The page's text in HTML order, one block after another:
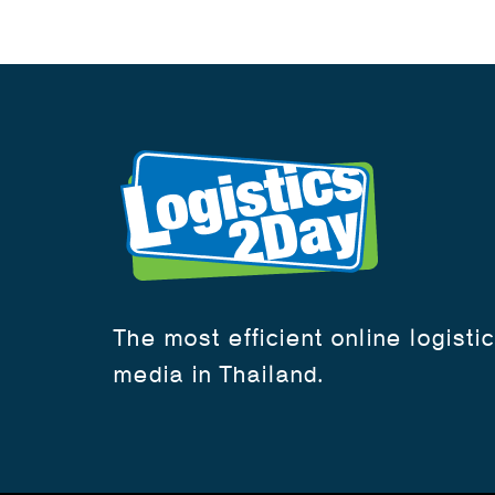
The most efficient online
media in Thailand.